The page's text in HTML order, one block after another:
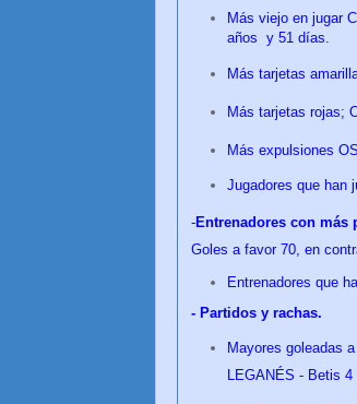
Más viejo en jugar
años y 51 días.
Más tarjetas
Más tarjetas rojas;
Más expulsiones
Jugadores que han
-Entrenadores con más
Goles a favor 70, en
Entrenadores que
- Partidos y rachas.
Mayores goleadas
LEGANÉS - Betis